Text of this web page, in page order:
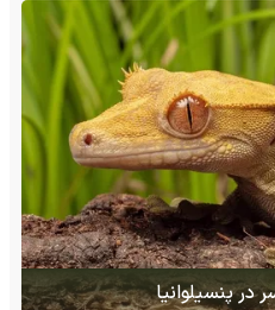
مارمولک گلو بادبزنی که
از بدنش پرتاب می‌کند